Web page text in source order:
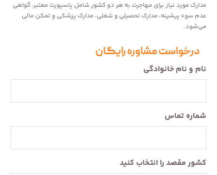
مدارک مورد نیاز برای مهاجرت به هر دو کشور شامل پاسپورت معتبر، گواهی
عدم سوء پیشینه، مدارک تحصیلی و شغلی، مدارک پزشکی و تمکن مالی
می‌شود.
درخواست مشاوره رایگان
نام و نام خانوادگی
شماره تماس
کشور مقصد را انتخاب کنید